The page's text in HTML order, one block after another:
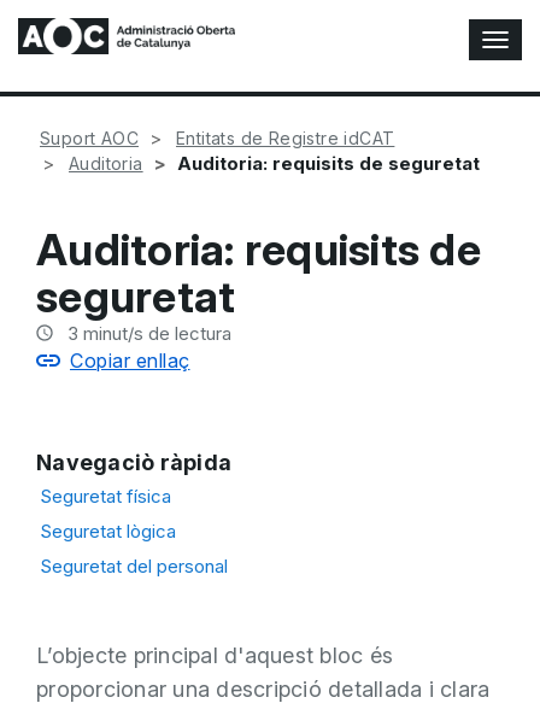
A
l
t
Suport AOC
Entitats de Registre idCAT
Auditoria
Auditoria: requisits de seguretat
Auditoria: requisits de
seguretat
3 minut/s de lectura
Copiar enllaç
L’objecte principal d'aquest bloc és
proporcionar una descripció detallada i clara
Navegaciò ràpida
Seguretat física
Seguretat lògica
Seguretat del personal